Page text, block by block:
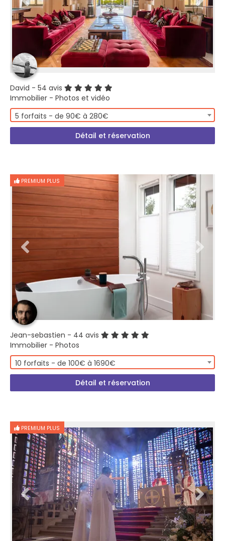
David - 54 avis
Immobilier - Photos et vidéo
5 forfaits - de 90€ à 280€
Détail et réservation
PREMIUM PLUS
Jean-sebastien - 44 avis
Immobilier - Photos
10 forfaits - de 100€ à 1690€
Détail et réservation
PREMIUM PLUS